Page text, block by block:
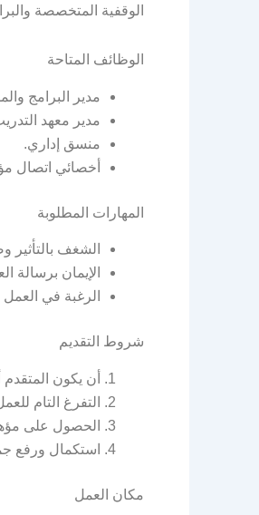
الوقفية المتخصصة
الوظائف المتاحة
مدير البرامج
مدير معهد
منسق إداري.
أخصائي اتصال
المهارات المطلوبة
الشغف بالتأثير
الإيمان برسالة
الرغبة في
شروط التقديم
أن يكون
التفرغ التام
الحصول على
استكمال ورفع
مكان العمل